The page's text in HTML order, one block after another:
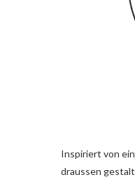
Inspiriert von
draussen